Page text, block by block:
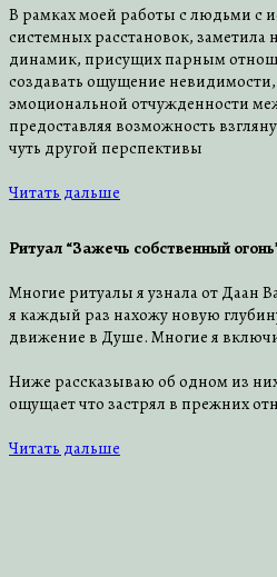
В рамках моей работы с людьми с
системных расстановок, заметила
динамик, присущих парным
создавать ощущение
эмоциональной отчужденности
предоставляя возможность
чуть другой перспективы
Читать дальше
Ритуал “Зажечь собственный
Многие ритуалы я узнала от Даан
я каждый раз нахожу новую
движение в Душе. Многие я
Ниже рассказываю об одном из
ощущает что застрял в прежних
Читать дальше